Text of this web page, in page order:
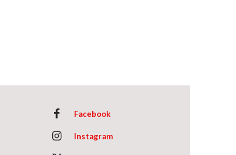
Facebook
Instagram